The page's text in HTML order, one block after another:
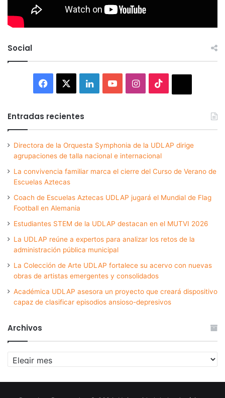
Social
Facebook LinkedInYouTubeInstagram
Entradas recientes
Directora de la Orquesta Symphonia de la UDLAP dirige
agrupaciones de talla nacional e internacional
La convivencia familiar marca el cierre del Curso de Verano de
Escuelas Aztecas
Coach de Escuelas Aztecas UDLAP jugará el Mundial de Flag
Football en Alemania
Estudiantes STEM de la UDLAP destacan en el MUTVI 2026
La UDLAP reúne a expertos para analizar los retos de la
administración pública municipal
La Colección de Arte UDLAP fortalece su acervo con nuevas
obras de artistas emergentes y consolidados
Académica UDLAP asesora un proyecto que creará dispositivo
capaz de clasificar episodios ansioso-depresivos
Archivos
Archivos